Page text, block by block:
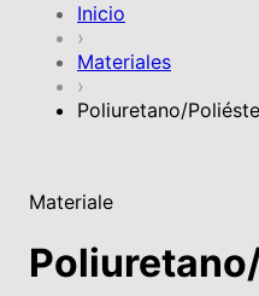
Inicio
›
Materiales
›
Poliuretano/
Materiale